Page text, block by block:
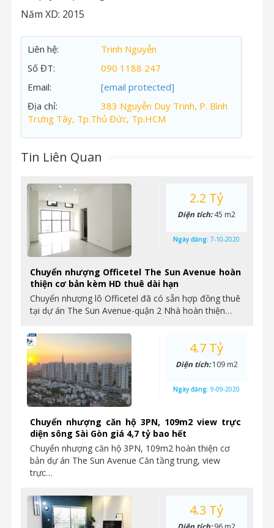
Năm XD: 2015
Liên hệ:
Trinh Nguyễn
Số ĐT:
090 1188 247
Email:
[email protected]
Địa chỉ:
383 Nguyễn Duy Trinh, P. Bình
Trưng Tây, Tp.Thủ Đức, Tp.HCM
Tin Liên Quan
Chuyển nhượng Officetel The Sun Avenue hoàn
thiện cơ bản kèm HD thuê dài hạn
Chuyển nhượng lô Officetel đã có sẵn hợp đồng thuê
tại dự án The Sun Avenue-quận 2 Nhà hoàn thiện…
2.2 Tỷ
Diện tích:45 m2
Ngày đăng: 7-10-2020
Chuyển nhượng căn hộ 3PN, 109m2 view trực
diện sông Sài Gòn giá 4,7 tỷ bao hết
Chuyển nhượng căn hộ 3PN, 109m2 hoàn thiện cơ
bản dự án The Sun Avenue Căn tầng trung, view
trực…
4.7 Tỷ
Diện tích:109 m2
Ngày đăng: 9-09-2020
4.3 Tỷ